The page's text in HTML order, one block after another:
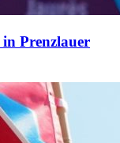
Prenzlauer